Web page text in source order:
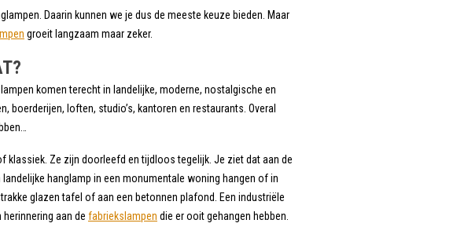
Daarin kunnen we je dus de meeste keuze bieden. Maar
groeit langzaam maar zeker.
komen terecht in landelijke, moderne, nostalgische en
boerderijen, loften, studio’s, kantoren en restaurants. Overal
klassiek. Ze zijn doorleefd en tijdloos tegelijk. Je ziet dat aan de
hanglamp in een monumentale woning hangen of in
glazen tafel of aan een betonnen plafond. Een industriële
aan de fabriekslampen die er ooit gehangen hebben.